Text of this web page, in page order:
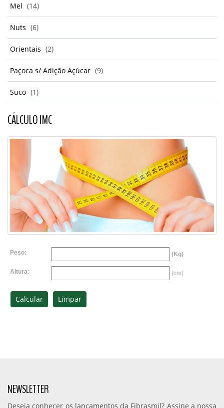
Mel (14)
Nuts (6)
Orientais (2)
Paçoca s/ Adição Açúcar (9)
Suco (1)
CÁLCULO IMC
Peso: (Kg)
Altura: (cm)
NEWSLETTER
Deseja conhecer os lançamentos da Fibrasmil? Assine a nossa